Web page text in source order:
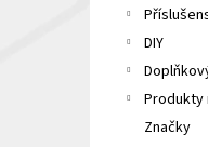
DIY
Produkty
Značky
149 Kč
Původně: